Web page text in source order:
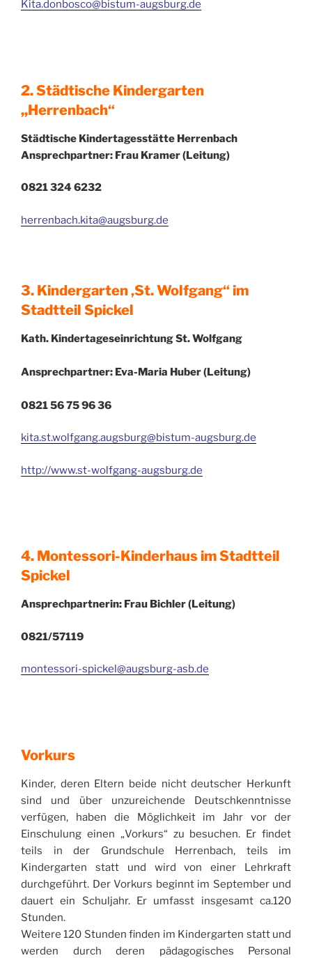
Kita.donbosco@bistum-augsburg.de
2. Städtische Kindergarten
,,Herrenbach“
Städtische Kindertagesstätte Herrenbach
Ansprechpartner: Frau Kramer (Leitung)
0821 324 6232
herrenbach.kita@augsburg.de
3. Kindergarten ‚St. Wolfgang“ im
Stadtteil Spickel
Kath. Kindertageseinrichtung St. Wolfgang
Ansprechpartner: Eva-Maria Huber (Leitung)
0821 56 75 96 36
kita.st.wolfgang.augsburg@bistum-augsburg.de
http://www.st-wolfgang-augsburg.de
4. Montessori-Kinderhaus im Stadtteil
Spickel
Ansprechpartnerin: Frau Bichler(Leitung)
0821/57119
montessori-spickel@augsburg-asb.de
Vorkurs
Kinder, deren Eltern beide nicht deutscher Herkunft
sind und über unzureichende Deutschkenntnisse
verfügen, haben die Möglichkeit im Jahr vor der
Einschulung einen „Vorkurs“ zu besuchen. Er findet
teils in der Grundschule Herrenbach, teils im
Kindergarten statt und wird von einer Lehrkraft
durchgeführt. Der Vorkurs beginnt im September und
dauert ein Schuljahr. Er umfasst insgesamt ca.120
Stunden.
Weitere 120 Stunden finden im Kindergarten statt und
werden durch deren pädagogisches Personal